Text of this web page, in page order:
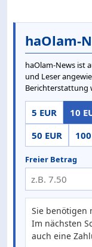
haOlam-
haOlam-News ist
und Leser
Berichterstattung
5 EUR 10
50 EUR
Freier Betrag
Sie benötigen
Im nächsten
auch eine